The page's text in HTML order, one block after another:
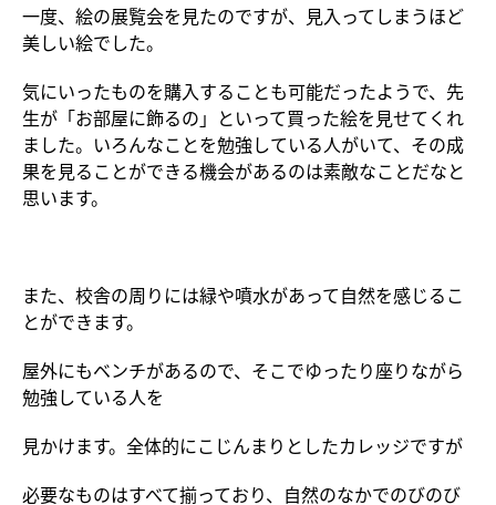
一度、絵の展覧会を見たのですが、見入ってしまうほど
美しい絵でした。
気にいったものを購入することも可能だったようで、先
生が「お部屋に飾るの」といって買った絵を見せてくれ
ました。いろんなことを勉強している人がいて、その成
果を見ることができる機会があるのは素敵なことだなと
思います。
また、校舎の周りには緑や噴水があって自然を感じるこ
とができます。
屋外にもベンチがあるので、そこでゆったり座りながら
勉強している人を
見かけます。全体的にこじんまりとしたカレッジですが
必要なものはすべて揃っており、自然のなかでのびのび